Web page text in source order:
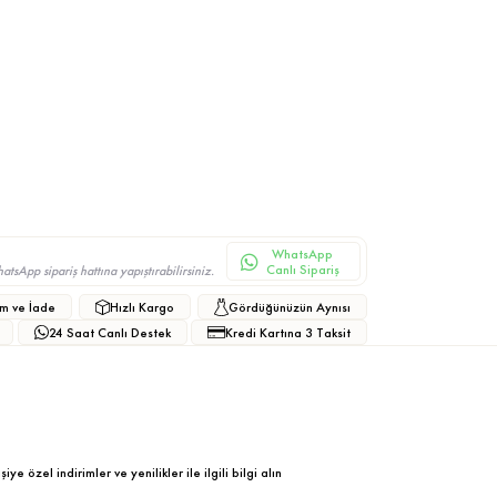
sipariş hattına yapıştırabilirsiniz.
WhatsApp
Canlı Sipariş
ve İade Hızlı Kargo
Gördüğünüzün Aynısı
24 Saat Canlı Destek
Kredi Kartına 3 Taksit
özel indirimler ve yenilikler ile ilgili bilgi alın